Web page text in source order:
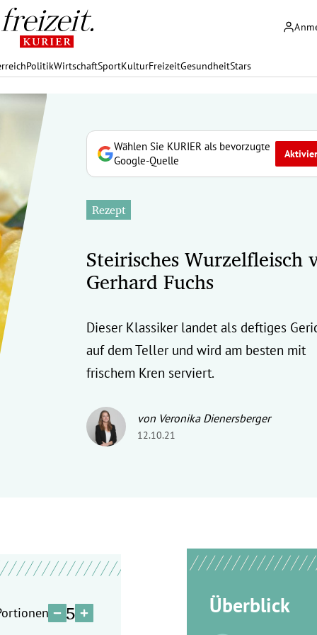
PolitikWirtschaftSportKulturFreizeitGesundheitStars
Wählen Sie KURIER als bevorzugte
Google-Quelle
Rezept
Steirisches Wurzelfleisch
Gerhard Fuchs
Dieser Klassiker landet als deftiges
auf dem Teller und wird am besten mit
frischem Kren serviert.
von Veronika Dienersberger
12.10.21
5 Überblick